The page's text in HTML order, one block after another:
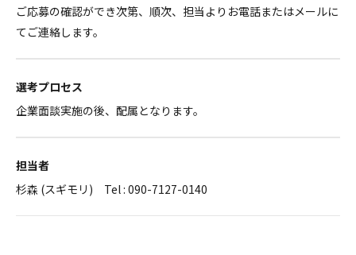
ご応募の確認ができ次第、順次、担当よりお電話またはメールに
てご連絡します。
選考プロセス
企業面談実施の後、配属となります。
担当者
杉森 (スギモリ) Tel : 090-7127-0140